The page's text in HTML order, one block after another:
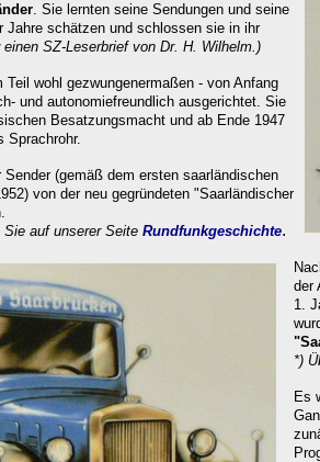
. Sie lernten seine Sendungen und seine
Jahre schätzen und schlossen sie in ihr
einen SZ-Leserbrief von Dr. H. Wilhelm.)
Teil wohl gezwungenermaßen - von Anfang
und autonomiefreundlich ausgerichtet. Sie
Besatzungsmacht und ab Ende 1947
Sprachrohr.
(gemäß dem ersten saarländischen
von der neu gegründeten "Saarländischer
auf unserer Seite Rundfunkgeschichte.
der
1.
*)
Es